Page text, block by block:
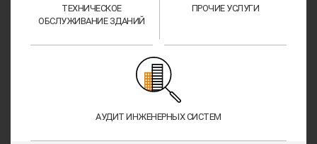
ТЕХНИЧЕСКОЕ
ОБСЛУЖИВАНИЕ ЗДАНИЙ
ПРОЧИЕ УСЛУГИ
АУДИТ ИНЖЕНЕРНЫХ СИСТЕМ